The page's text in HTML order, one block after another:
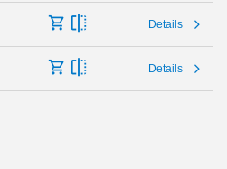
Details
Details